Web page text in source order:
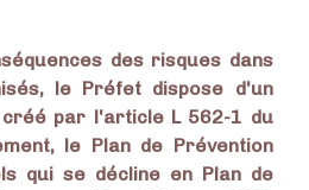
des risques dans
le Préfet dispose d'un
par l'article L 562-1 du
le Plan de Prévention
qui se décline en Plan de